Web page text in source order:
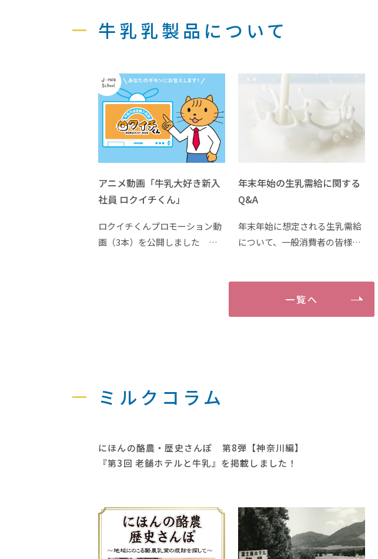
牛乳乳製品について
アニメ動画「牛乳大好き新入
社員 ロクイチくん」
ロクイチくんプロモーション動
画（3本）を公開しました …
年末年始の生乳需給に関する
Q&A
年末年始に想定される生乳需給
について、一般消費者の皆様…
一覧へ
ミルクコラム
にほんの酪農・歴史さんぽ 第8弾【神奈川編】
『第3回 老舗ホテルと牛乳』を掲載しました！